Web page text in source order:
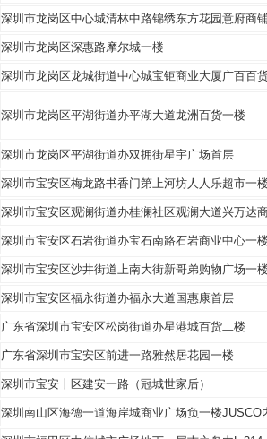
深圳市龙岗区中心城清林中路锦绣东方花园
深圳市龙岗区深惠路摩尔城一楼
深圳市龙岗区龙城街道中心城宝钜商业大厦
深圳市龙岗区平湖街道办平湖大道龙洲百货
深圳市龙岗区平湖街道办双拥街星宇广场首
深圳市宝安区梅龙路书香门第上河坊人人
深圳市宝安区观澜街道办桂澜社区观澜大道兴万达
深圳市宝安区石岩街道办宝石南路石岩商业中心一
深圳市宝安区沙井街道上南大街新哥弟购物广场一
深圳市宝安区福永街道办福永大道国惠康首层
广东省深圳市宝安区松岗街道办星港城百货二楼
广东省深圳市宝安区前进一路雅然居花园一楼
深圳市宝安十区建安一路（冠城世家后）
深圳南山区海德一道海岸城商业广场负一楼JUSCO